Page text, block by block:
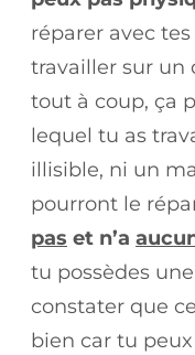
réparer avec
travailler sur un
tout à coup, ça
lequel tu as
illisible, ni un
pourront le
pas et n’a
tu possèdes
constater que
bien car tu